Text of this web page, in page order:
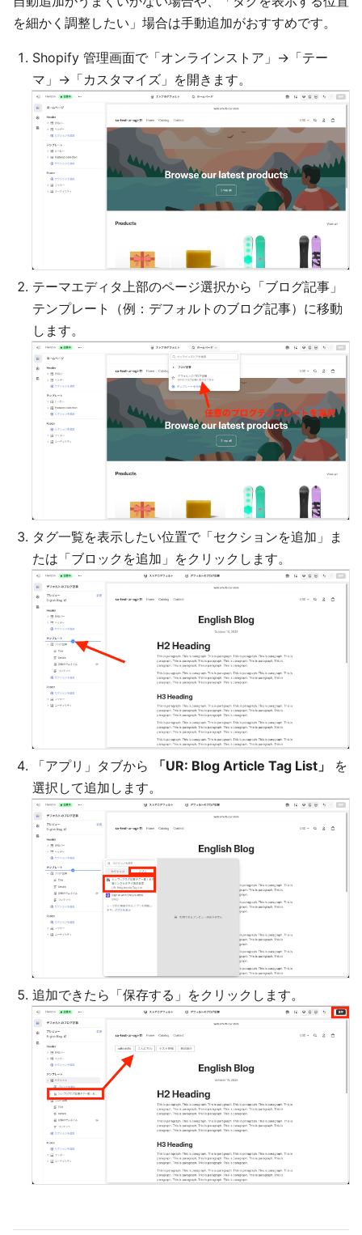
を細かく調整したい」場合は手動追加がおすすめです。
Shopify 管理画面で「オンラインストア」→「テー
マ」→「カスタマイズ」を開きます。
テーマエディタ上部のページ選択から「ブログ記事」
テンプレート（例：デフォルトのブログ記事）に移動
します。
タグ一覧を表示したい位置で「セクションを追加」ま
たは「ブロックを追加」をクリックします。
「アプリ」タブから 「UR: Blog Article Tag List」
を
選択して追加します。
追加できたら「保存する」をクリックします。